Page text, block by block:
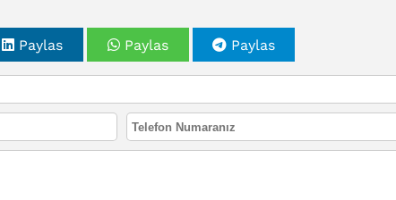
Paylas Paylas Paylas